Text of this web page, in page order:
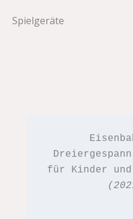
Spielgeräte
für Kinder